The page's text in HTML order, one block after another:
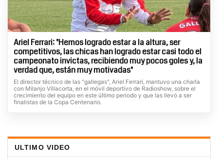
Ariel Ferrari: "Hemos logrado estar a la altura, ser
competitivos, las chicas han logrado estar casi todo el
campeonato invictas, recibiendo muy pocos goles y, la
verdad que, están muy motivadas"
El director técnico de las "gallegas", Ariel Ferrari, mantuvo una charla
con Milanjo Villacorta, en el móvil deportivo de Radioshow, sobre el
crecimiento del equipo en este último período y que las llevó a ser
finalistas de la Copa Centenario.
ULTIMO VIDEO